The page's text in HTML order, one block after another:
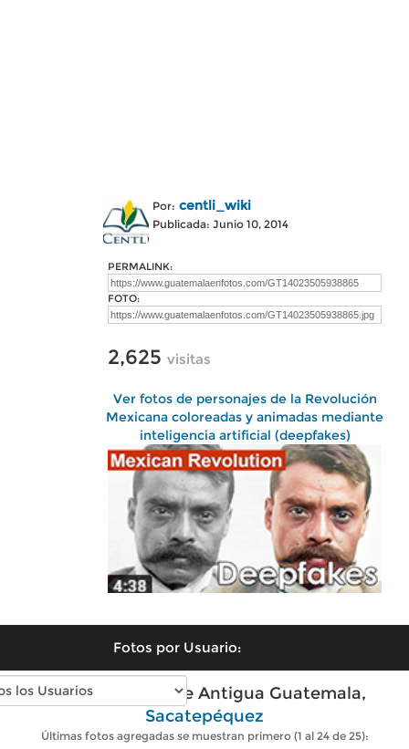
Por: centli_wiki
Publicada: Junio 10, 2014
PERMALINK:
FOTO:
2,625 visitas
Ver fotos de personajes de la Revolución
Mexicana coloreadas y animadas mediante
inteligencia artificial (deepfakes)
Fotos por Usuario:
Fotos antiguas de Antigua Guatemala,
Sacatepéquez
Últimas fotos agregadas se muestran primero (1 al 24 de 25):